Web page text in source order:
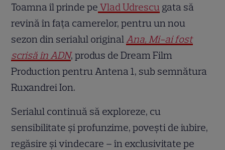
Toamna îl prinde pe Vlad Udrescu gata să
revină în fața camerelor, pentru un nou
sezon din serialul originalAna, Mi-ai fost
scrisă în ADN, produs de Dream Film
Production pentru Antena 1, sub semnătura
Ruxandrei Ion.
Serialul continuă să exploreze, cu
sensibilitate și profunzime, povești de iubire,
regăsire și vindecare – în exclusivitate pe